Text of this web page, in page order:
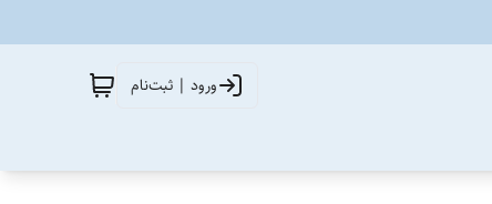
ورود | ثبت‌نام